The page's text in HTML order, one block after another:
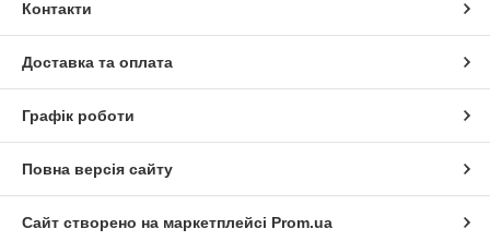
Контакти
Доставка та оплата
Графік роботи
Повна версія сайту
Сайт створено на маркетплейсі Prom.ua